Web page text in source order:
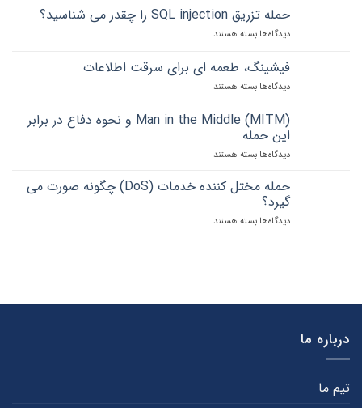
رمز
عبور
و
که
رعایت
حمله تزریق SQL injection را چقدر می شناسید؟
دیدگاه‌ها برای
تزریق
SQL
injection
چقدر
می
شناسید؟
بسته هستند
فیشینگ، طعمه ای برای سرقت اطلاعات
دیدگاه‌ها برای
طعمه
ای
برای
سرقت
بسته هستند
Man in the Middle (MITM) و نحوه دفاع در برابر
این حمله
دیدگاه‌ها برای
in
(MITM)
این
بسته هستند
حمله مختل کننده خدمات (DoS) چگونه صورت می
گیرد؟
دیدگاه‌ها برای
چگونه
بسته هستند
درباره ما
تیم ما